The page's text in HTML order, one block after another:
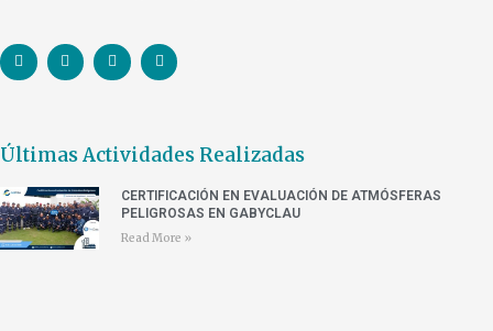
Últimas Actividades Realizadas
CERTIFICACIÓN EN EVALUACIÓN DE ATMÓSFERAS
PELIGROSAS EN GABYCLAU
Read More »